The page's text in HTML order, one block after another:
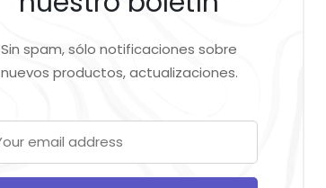
Sin spam, sólo notificaciones sobre
nuevos productos, actualizaciones.